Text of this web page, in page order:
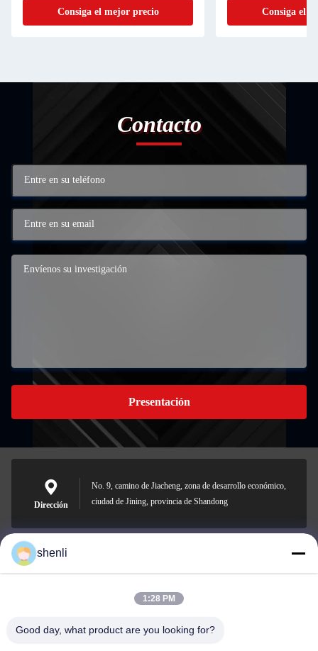
Consiga el mejor precio Consiga el
Contacto
Presentación
Dirección
No. 9, camino de Jiacheng, zona de desarrollo económico,
ciudad de Jining, provincia de Shandong
shenli@shenlirigging.com
shenli
1:28 PM
Good day, what product are you looking for?